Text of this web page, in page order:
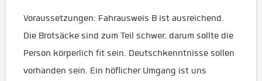
Voraussetzungen: Fahrausweis B ist ausreichend.
Die Brotsäcke sind zum Teil schwer, darum sollte die
Person körperlich fit sein. Deutschkenntnisse sollen
vorhanden sein. Ein höflicher Umgang ist uns